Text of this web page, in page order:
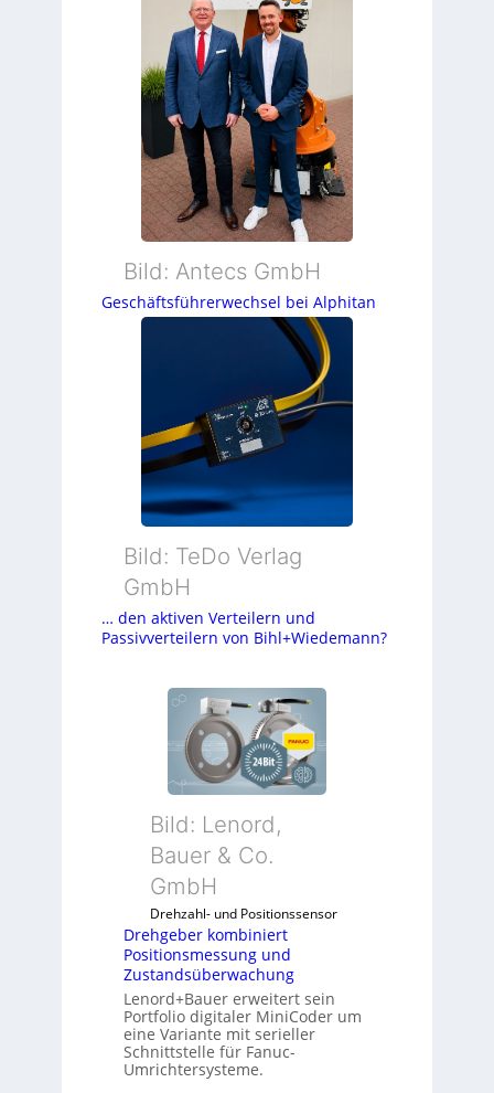
Bild: Antecs GmbH
Geschäftsführerwechsel bei Alphitan
Bild: TeDo Verlag
GmbH
… den aktiven Verteilern und
Passivverteilern von Bihl+Wiedemann?
Bild: Lenord,
Bauer & Co.
GmbH
Drehzahl- und Positionssensor
Drehgeber kombiniert
Positionsmessung und
Zustandsüberwachung
Lenord+Bauer erweitert sein
Portfolio digitaler MiniCoder um
eine Variante mit serieller
Schnittstelle für Fanuc-
Umrichtersysteme.